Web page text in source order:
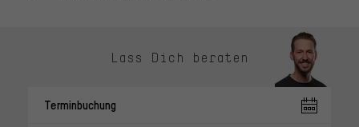
Lass Dich beraten
Terminbuchung